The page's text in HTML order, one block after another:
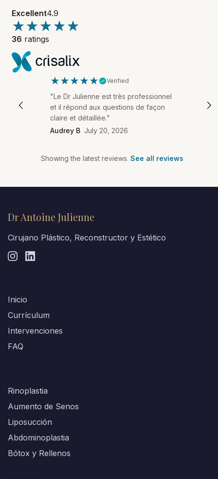
Excellent4.9
36 ratings
Verified
"Le Dr Julienne est très professionnel
et il répond aux questions de façon
claire et détaillée."
Audrey B July 20, 2026
Showing the latest reviews. See all reviews
Dr Antoine Julienne
Cirujano Plástico, Reconstructor y Estético
Inicio
Currículum
Intervenciones
FAQ
Rinoplastia
Aumento de Senos
Liposucción
Abdominoplastia
Bótox y Rellenos